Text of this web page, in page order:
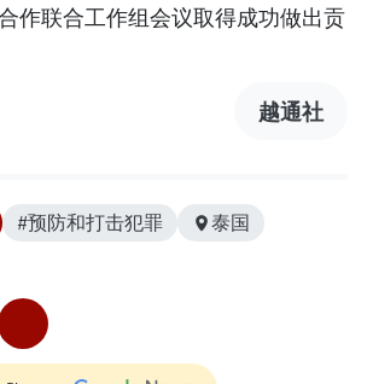
作联合工作组会议取得成功做出贡
越通社
#预防和打击犯罪
泰国